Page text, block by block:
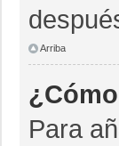
Arriba
Para